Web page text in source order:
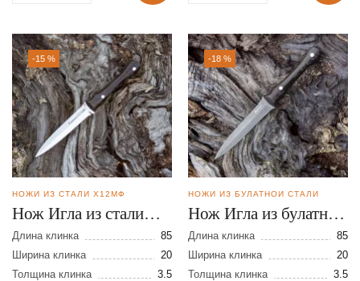
-15 %
НОЖИ ИЗ СТАЛИ Х12МФ
Нож Игла из стали
Х12МФ
Длина клинка
85
Ширина клинка
20
Толщина клинка
3.5
-18 %
НОЖИ ИЗ БУЛАТНОЙ СТАЛИ
Нож Игла из булатной
стали
Длина клинка
85
Ширина клинка
20
Толщина клинка
3.5